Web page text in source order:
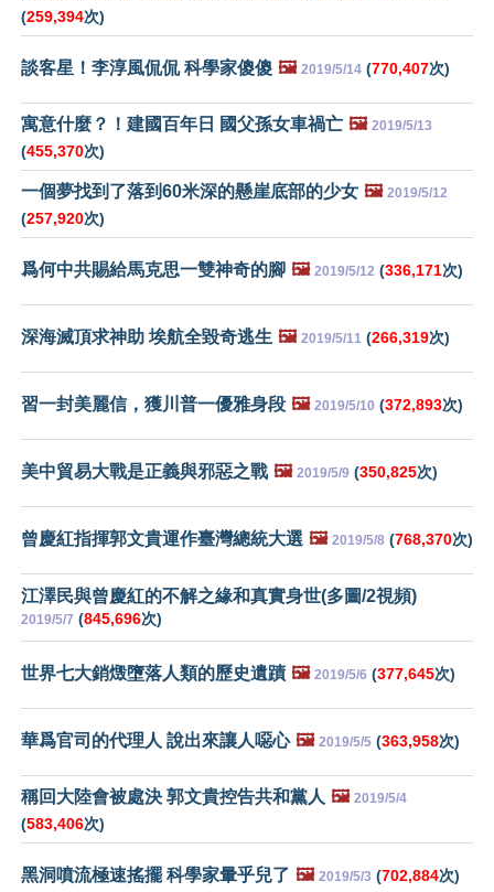
(259,394次)
談客星！李淳風侃侃 科學家傻傻 🖼️ 2019/5/14 (770,407次)
寓意什麼？！建國百年日 國父孫女車禍亡 🖼️ 2019/5/13
(455,370次)
一個夢找到了落到60米深的懸崖底部的少女 🖼️ 2019/5/12
(257,920次)
爲何中共賜給馬克思一雙神奇的腳 🖼️ 2019/5/12 (336,171次)
深海滅頂求神助 埃航全毀奇逃生 🖼️ 2019/5/11 (266,319次)
習一封美麗信，獲川普一優雅身段 🖼️ 2019/5/10 (372,893次)
美中貿易大戰是正義與邪惡之戰 🖼️ 2019/5/9 (350,825次)
曾慶紅指揮郭文貴運作臺灣總統大選 🖼️ 2019/5/8 (768,370次)
江澤民與曾慶紅的不解之緣和真實身世(多圖/2視頻)
2019/5/7 (845,696次)
世界七大銷燬墮落人類的歷史遺蹟 🖼️ 2019/5/6 (377,645次)
華爲官司的代理人 說出來讓人噁心 🖼️ 2019/5/5 (363,958次)
稱回大陸會被處決 郭文貴控告共和黨人 🖼️ 2019/5/4
(583,406次)
黑洞噴流極速搖擺 科學家暈乎兒了 🖼️ 2019/5/3 (702,884次)